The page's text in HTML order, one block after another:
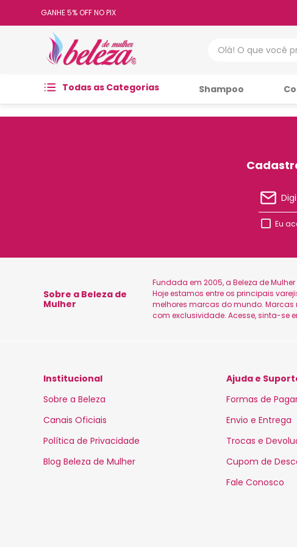
GANHE 5% OFF NO PIX
Todas as Categorias Shampoo
Eu
Sobre a Beleza de
Mulher
Fundada em 2005, a Beleza de
Hoje estamos entre os principais
melhores marcas do mundo. Marcas
com exclusividade. Acesse, sinta-se
Institucional
Sobre a Beleza
Canais Oficiais
Política de Privacidade
Blog Beleza de Mulher
Ajuda e
Formas de
Envio e Entrega
Trocas e
Cupom de
Fale Conosco